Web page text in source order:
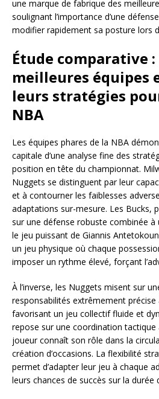
une marque de fabrique des
soulignant l’importance d’une
modifier rapidement sa posture lors
Étude comparative
meilleures équipes
leurs stratégies
NBA
Les équipes phares de la NBA
capitale d’une analyse fine des
position en tête du championnat.
Nuggets se distinguent par leur
et à contourner les faiblesses
adaptations sur-mesure. Les Bucks,
sur une défense robuste combinée
le jeu puissant de Giannis
un jeu physique où chaque
imposer un rythme élevé, forçant
À l’inverse, les Nuggets misent sur
responsabilités extrêmement précise
favorisant un jeu collectif fluide et
repose sur une coordination tactique
joueur connaît son rôle dans la
création d’occasions. La flexibilité
permet d’adapter leur jeu à chaque
leurs chances de succès sur la durée